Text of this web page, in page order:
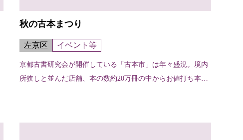
秋の古本まつり
左京区 イベント等
京都古書研究会が開催している「古本市」は年々盛況。境内
所狭しと並んだ店舗、本の数約20万冊の中からお値打ち本を